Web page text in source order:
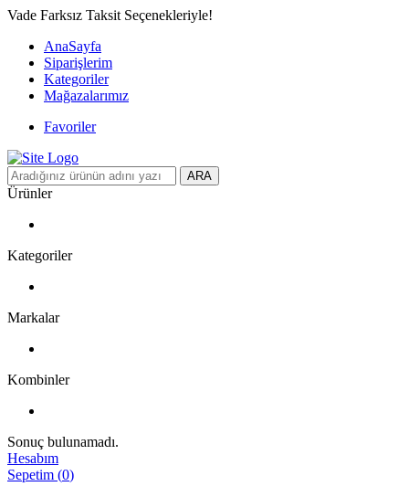
Vade Farksız Taksit Seçenekleriyle!
AnaSayfa
Siparişlerim
Kategoriler
Mağazalarımız
Favoriler
ARA
Ürünler
Kategoriler
Markalar
Kombinler
Sonuç bulunamadı.
Hesabım
Sepetim (0)